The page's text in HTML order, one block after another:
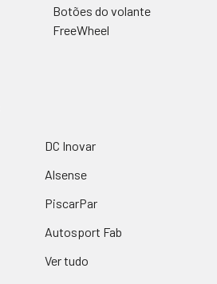
Botões do volante
FreeWheel
DC Inovar
Alsense
PiscarPar
Autosport Fab
Ver tudo